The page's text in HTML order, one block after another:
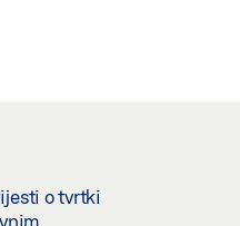
o tvrtki